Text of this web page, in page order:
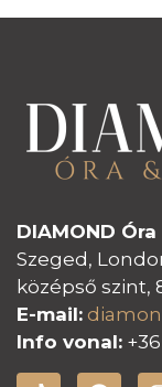
DIAMOND
Szeged,
középső szint,
E-mail:
Info vonal: